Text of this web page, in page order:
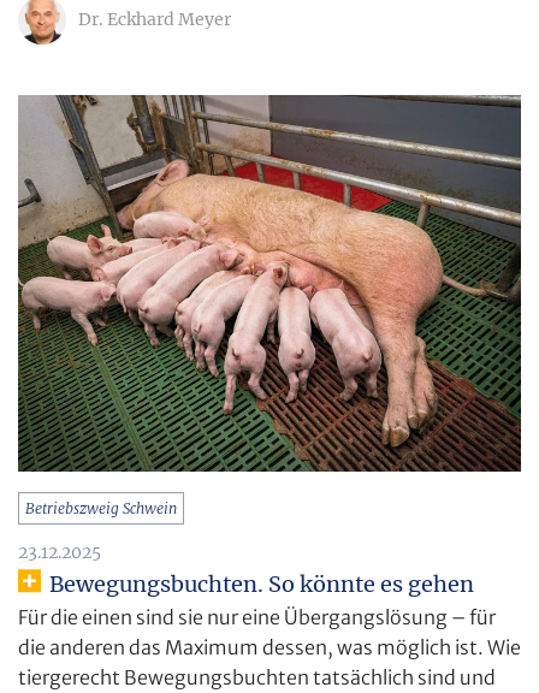
Dr. Eckhard Meyer
Betriebszweig Schwein
23.12.2025
Bewegungsbuchten. So könnte es gehen
Für die einen sind sie nur eine Übergangslösung – für
die anderen das Maximum dessen, was möglich ist. Wie
tiergerecht Bewegungsbuchten tatsächlich sind und